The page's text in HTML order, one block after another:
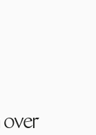
over